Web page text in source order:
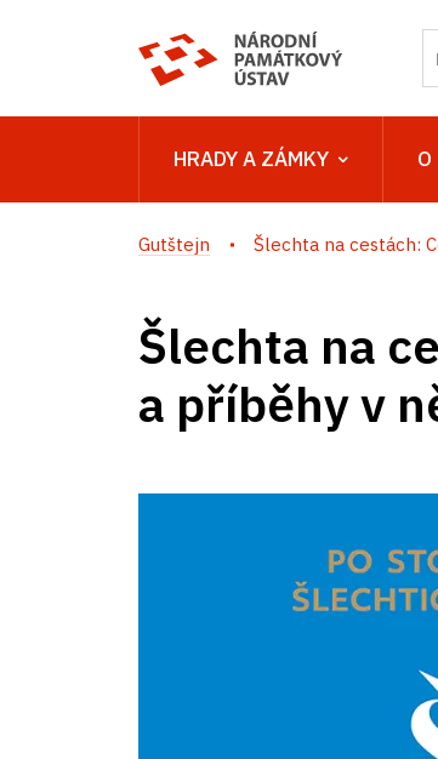
HRADY A ZÁMKY O
Gutštejn Šlechta na cestách:
Šlechta na
a příběhy v